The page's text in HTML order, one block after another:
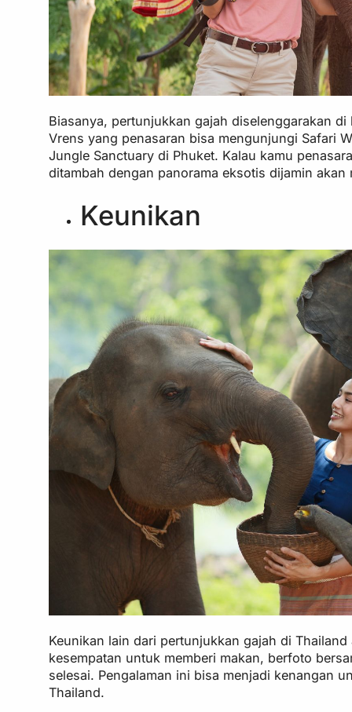
Biasanya, pertunjukkan gajah diselenggarakan
Vrens yang penasaran bisa mengunjungi Safari
Jungle Sanctuary di Phuket. Kalau kamu
ditambah dengan panorama eksotis dijamin akan
Keunikan
Keunikan lain dari pertunjukkan gajah di
kesempatan untuk memberi makan, berfoto
selesai. Pengalaman ini bisa menjadi kenangan
Thailand.